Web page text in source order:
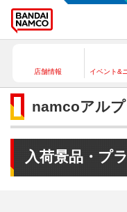
店舗情報 イベント&
namcoアル
入荷景品・プ